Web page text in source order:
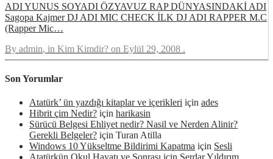
ADI YUNUS SOYADI ÖZYAVUZ RAP DÜNYASINDAKİ ADI
Sagopa Kajmer DJ ADI MIC CHECK İLK DJ ADI RAPPER M.C
(Rapper Mic…
By admin, in Kim Kimdir? on Eylül 29, 2008 .
Son Yorumlar
Atatürk’ ün yazdığı kitaplar ve içerikleri için ades
Hibrit çim Nedir? için harikasin
Sürücü Belgesi Ehliyet nedir? Nasil ve Nerden Alinir?
Gerekli Belgeler? için Turan Atilla
Windows 10 Yükseltme Bildirimi Kapatma için Sesli